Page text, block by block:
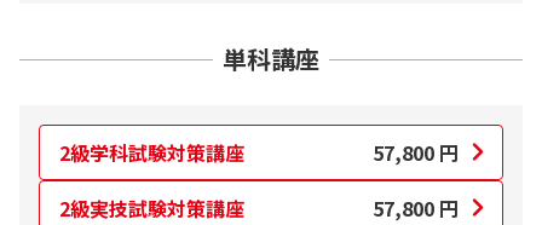
単科講座
2級学科試験対策講座 57,800 円
2級実技試験対策講座
57,800 円